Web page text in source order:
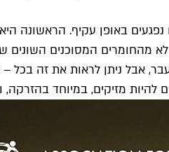
באופן עקיף. הראשונה
המסוכנים השונים
להיות מזיקים, במיוחד בהזרקה,